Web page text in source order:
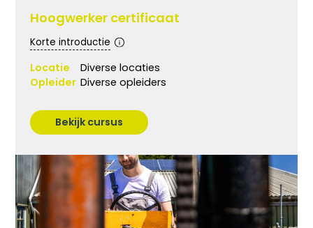
Hoogwerker certificaat
Korte introductie
Locatie
Diverse locaties
Opleider Diverse opleiders
Bekijk cursus